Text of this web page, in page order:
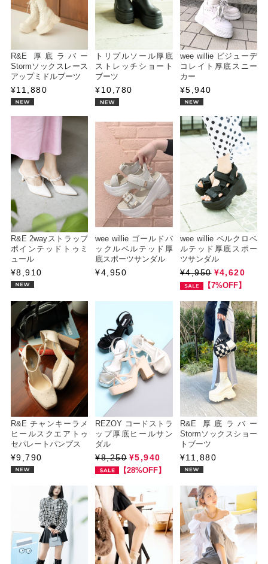
R&E 厚底ラバー
Stormソックスレース
アップミドルブーツ
¥11,880
トリプルソール厚底
ストレッチショート
ブーツ
¥10,780
wee willie ビジューデ
コレイト厚底スニー
カー
¥5,940
R&E 2wayストラップ
ポインテッドトゥミ
ュール
¥8,910
wee willie ゴールドバ
ックルベルテッド厚
底スポーツサンダル
¥4,950
wee willie ベルクロベ
ルテッド厚底スポー
ツサンダル
¥4,950 ¥4,620
【7%OFF】
R&E チャンキーラメ
ヒールスクエアトゥ
セパレートパンプス
¥9,790
REZOY コードストラ
ップ厚底ヒールサン
ダル
¥8,250 ¥5,940
【28%OFF】
R&E 厚底ラバー
Stormソックスショー
トブーツ
¥11,880